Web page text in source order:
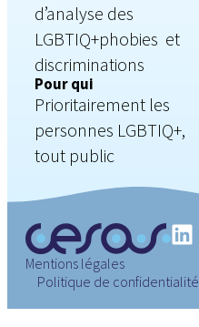
d’analyse des
LGBTIQ+phobies et
discriminations
Pour qui
Prioritairement les
personnes LGBTIQ+,
tout public
Mentions légales
Politique de confidentialité